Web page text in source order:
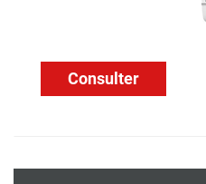
Consulter